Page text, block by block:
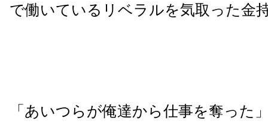
で働いているリベラルを気取った金
「あいつらが俺達から仕事を奪った